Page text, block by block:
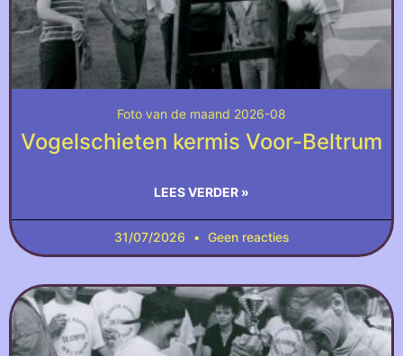
Foto van de maand 2026-08
Vogelschieten kermis Voor-Beltrum
LEES VERDER »
31/07/2026 Geen reacties